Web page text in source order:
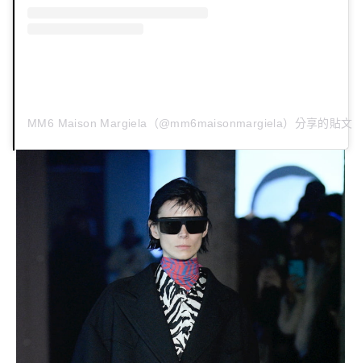
MM6 Maison Margiela（@mm6maisonmargiela）分享的貼文